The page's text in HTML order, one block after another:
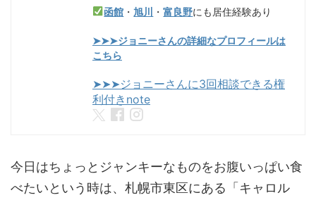
函館 ・旭川 ・富良野にも居住経験あり
➤➤➤ジョニーさんの詳細なプロフィールは
こちら
➤➤➤ジョニーさんに3回相談できる権
利付きnote
今日はちょっとジャンキーなものをお腹いっぱい食
べたいという時は、札幌市東区にある「キャロル